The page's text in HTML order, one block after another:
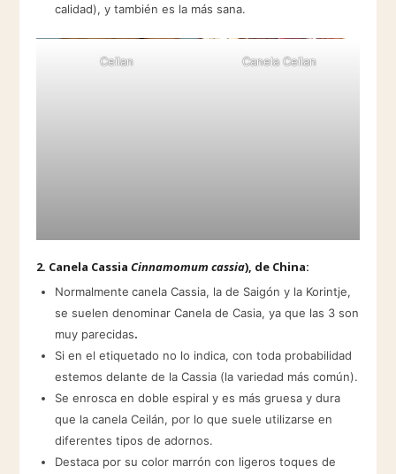
calidad), y también es la más sana.
Ceilan Canela Ceilan
2. Canela Cassia Cinnamomum cassia), de China:
Normalmente canela Cassia, la de Saigón y la Korintje,
se suelen denominar Canela de Casia, ya que las 3 son
muy parecidas.
Si en el etiquetado no lo indica, con toda probabilidad
estemos delante de la Cassia (la variedad más común).
Se enrosca en doble espiral y es más gruesa y dura
que la canela Ceilán, por lo que suele utilizarse en
diferentes tipos de adornos.
Destaca por su color marrón con ligeros toques de